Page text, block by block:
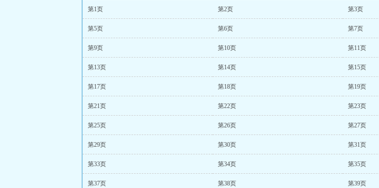
第1页 第2页 第3页
第5页 第6页 第7页
第9页 第10页 第11页
第13页 第14页 第15页
第17页 第18页 第19页
第21页 第22页 第23页
第25页 第26页 第27页
第29页 第30页 第31页
第33页 第34页 第35页
第37页 第38页 第39页